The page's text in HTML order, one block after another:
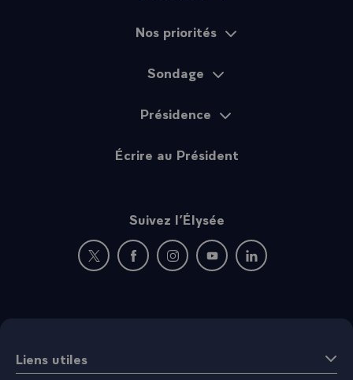
Nos priorités
Sondage
Présidence
Écrire au Président
Suivez l’Élysée
Nouvelle fenêtre : rejoignez-nous sur Twitter
Nouvelle fenêtre : rejoignez-nous sur
Nouvelle fenêtre : rejoignez-nous
Nouvelle fenêtre :
Nouvelle fenêtre :
Liens utiles